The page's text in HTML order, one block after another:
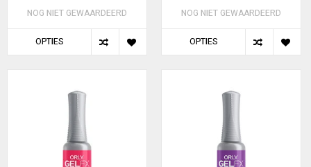
NOG NIET GEWAARDEERD
OPTIES
NOG NIET GEWAARDEERD
OPTIES